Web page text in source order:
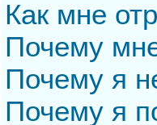
Как мне
Почему
Почему я
Почему я